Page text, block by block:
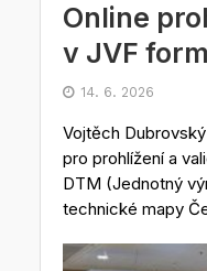
Online
v JVF
14. 6. 2026
Vojtěch
pro prohlížení a
DTM (Jednotný
technické mapy